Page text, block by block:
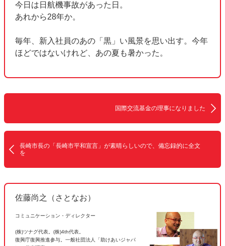
今日は日航機事故があった日。
あれから28年か。
毎年、新入社員のあの「黒」い風景を思い出す。今年
ほどではないけれど、あの夏も暑かった。
国際交流基金の理事になりました
長崎市長の「長崎市平和宣言」が素晴らしいので、備忘録的に全文
を
佐藤尚之（さとなお）
コミュニケーション・ディレクター
(株)ツナグ代表。(株)4th代表。
復興庁復興推進参与。一般社団法人「助けあいジャパ